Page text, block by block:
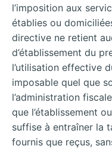
l’imposition aux
établies ou
directive ne retient
d’établissement du
l’utilisation effective
imposable quel que
l’administration
que l’établissement
suffise à entraîner la
fournis que reçus,